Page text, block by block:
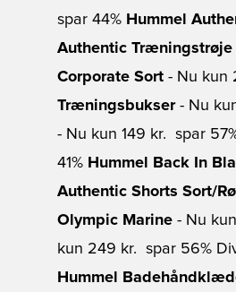
spar 44% Hummel
Authentic Træningstrøje
Corporate Sort - Nu kun
Træningsbukser- Nu
- Nu kun 149 kr.  spar
41% Hummel Back In
Authentic Shorts Sort/
Olympic Marine - Nu
kun 249 kr.  spar 56%
Hummel